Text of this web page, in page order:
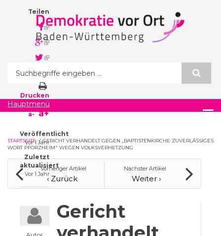
Suchformular
Hauptmenü
STARTSEITE / GERICHT VERHANDELT GEGEN „BAPTISTENKIRCHE ZUVERLÄSSIGES
WORT PFORZHEIM" WEGEN VOLKSVERHETZUNG
Vorheriger Artikel
‹ Zurück
Nächster Artikel
Weiter ›
Teilen
(link is
external)
(link is
external)
external)
Drucken
a- a+
Veröffentlicht
Vor 1 Jahr
Zuletzt
aktualisiert
Vor 1 Jahr
Gericht